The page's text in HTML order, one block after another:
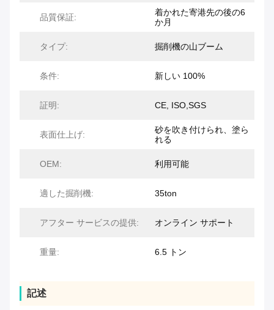
品質保証:
着かれた寄港先の後の6
か月
タイプ: 掘削機の山ブーム
条件: 新しい 100%
証明: CE, ISO,SGS
表面仕上げ:
砂を吹き付けられ、塗ら
れる
OEM: 利用可能
適した掘削機: 35ton
アフター サービスの提供: オンライン サポート
重量: 6.5 トン
記述